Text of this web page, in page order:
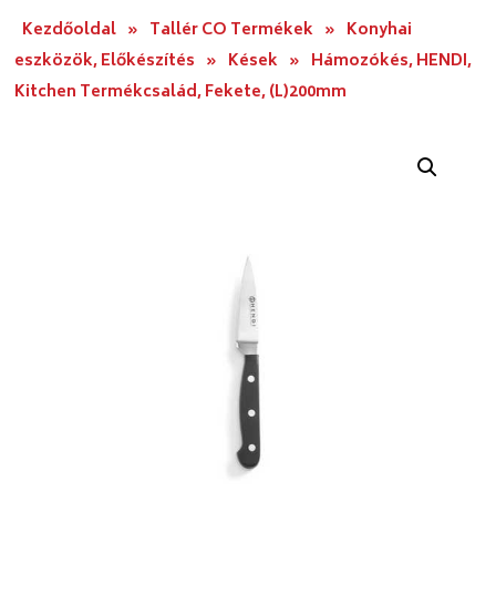
Kezdőoldal » Tallér CO Termékek » Konyhai
eszközök, Előkészítés » Kések » Hámozókés, HENDI,
Kitchen Termékcsalád, Fekete, (L)200mm